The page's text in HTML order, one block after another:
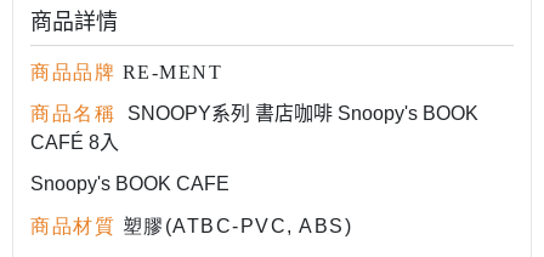
商品詳情
商品品牌 RE-MENT
商品名稱
SNOOPY系列 書店咖啡 Snoopy's BOOK
CAFÉ 8入
Snoopy's BOOK CAFE
商品材質 塑膠(ATBC-PVC, ABS)